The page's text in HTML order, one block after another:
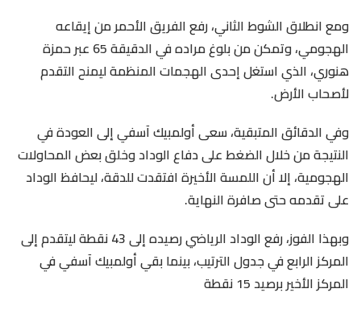
ومع انطلاق الشوط الثاني، رفع الفريق الأحمر من إيقاعه
الهجومي، وتمكن من بلوغ مراده في الدقيقة 65 عبر حمزة
هنوري، الذي استغل إحدى الهجمات المنظمة ليمنح التقدم
لأصحاب الأرض.
وفي الدقائق المتبقية، سعى أولمبيك آسفي إلى العودة في
النتيجة من خلال الضغط على دفاع الوداد وخلق بعض المحاولات
الهجومية، إلا أن اللمسة الأخيرة افتقدت للدقة، ليحافظ الوداد
على تقدمه حتى صافرة النهاية.
وبهذا الفوز، رفع الوداد الرياضي رصيده إلى 43 نقطة ليتقدم إلى
المركز الرابع في جدول الترتيب، بينما بقي أولمبيك آسفي في
المركز الأخير برصيد 15 نقطة